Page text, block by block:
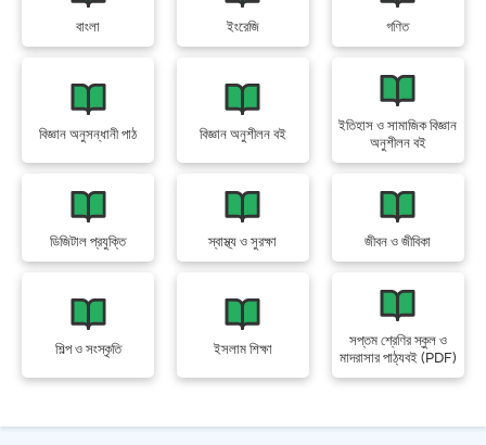
বাংলা ইংরেজি গণিত
বিজ্ঞান অনুসন্ধানী পাঠ বিজ্ঞান অনুশীলন বই
ইতিহাস ও সামাজিক বিজ্ঞান
অনুশীলন বই
ডিজিটাল প্রযুক্তি স্বাস্থ্য ও সুরক্ষা জীবন ও জীবিকা
শিল্প ও সংস্কৃতি ইসলাম শিক্ষা
সপ্তম শ্রেণির স্কুল ও
মাদরাসার পাঠ্যবই (PDF)